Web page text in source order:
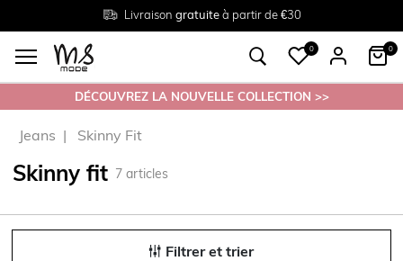
Livraison gratuiteà partir de €30
Tailles du38 au 54
Retourgratuit en magasin
0 0
DÉCOUVREZ LA NOUVELLE COLLECTION >>
Jeans Skinny Fit
Skinny fit 7 articles
Filtrer et trier